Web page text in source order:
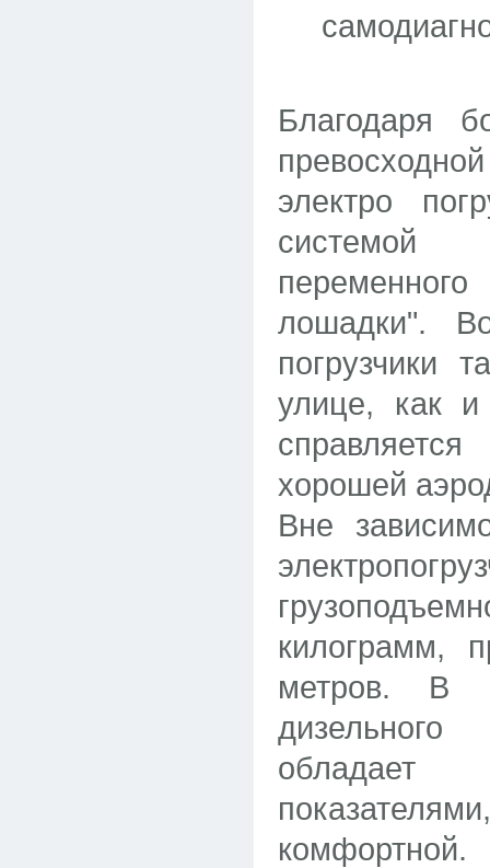
Благодаря
электро
системой
лошадки".
погрузчики
улице, как
хорошей
Вне
килограмм,
метров. В
дизельного
комфортной.